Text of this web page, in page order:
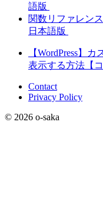
語版
関数リファレンス
日本語版
【WordPress】
表示する方法【
Contact
Privacy Policy
© 2026 o-saka